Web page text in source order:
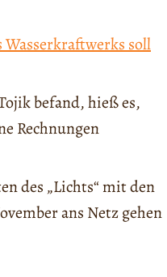
Wasserkraftwerks soll
befand, hieß es,
Rechnungen
des „Lichts“ mit den
ans Netz gehen